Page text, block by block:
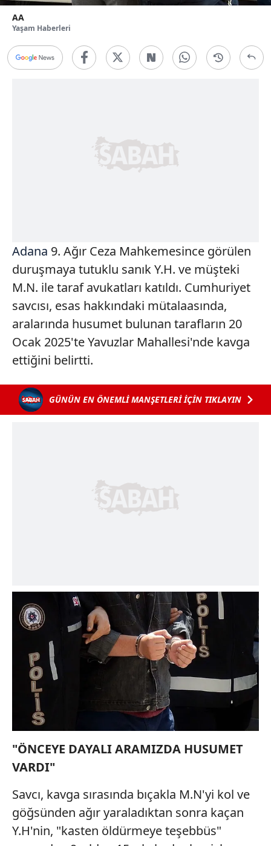
AA
Yaşam Haberleri
Adana 9. Ağır Ceza Mahkemesince görülen
duruşmaya tutuklu sanık Y.H. ve müşteki
M.N. ile taraf avukatları katıldı. Cumhuriyet
savcısı, esas hakkındaki mütalaasında,
aralarında husumet bulunan tarafların 20
Ocak 2025'te Yavuzlar Mahallesi'nde kavga
ettiğini belirtti.
GÜNÜN EN ÖNEMLİ MANŞETLERİ İÇİN TIKLAYIN
"ÖNCEYE DAYALI ARAMIZDA HUSUMET
VARDI"
Savcı, kavga sırasında bıçakla M.N'yi kol ve
göğsünden ağır yaraladıktan sonra kaçan
Y.H'nin, "kasten öldürmeye teşebbüs"